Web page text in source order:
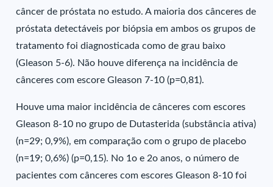
câncer de próstata no estudo. A maioria dos cânceres de
próstata detectáveis por biópsia em ambos os grupos de
tratamento foi diagnosticada como de grau baixo
(Gleason 5-6). Não houve diferença na incidência de
cânceres com escore Gleason 7-10 (p=0,81).
Houve uma maior incidência de cânceres com escores
Gleason 8-10 no grupo de Dutasterida (substância ativa)
(n=29; 0,9%), em comparação com o grupo de placebo
(n=19; 0,6%) (p=0,15). No 1o e 2o anos, o número de
pacientes com cânceres com escores Gleason 8-10 foi